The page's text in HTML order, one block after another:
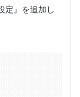
定』を追加し